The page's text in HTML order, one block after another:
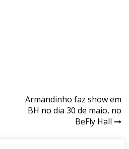
Armandinho faz show em
BH no dia 30 de maio, no
BeFly Hall